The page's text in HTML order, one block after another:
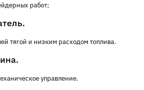
работ;
тягой и низким расходом топлива.
управление.